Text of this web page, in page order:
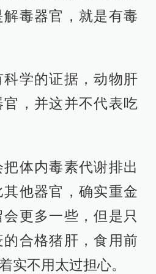
毒器官，就是有毒
学的证据，动物肝
，并这并不代表吃
体内毒素代谢排出
他器官，确实重金
更多一些，但是只
合格猪肝，食用前
实不用太过担心。